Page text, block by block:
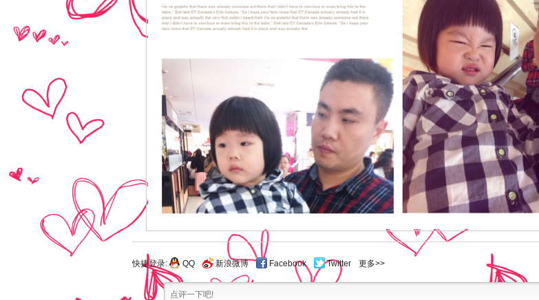
快捷登录: QQ 新浪微博 Facebook Twitter 更多>>